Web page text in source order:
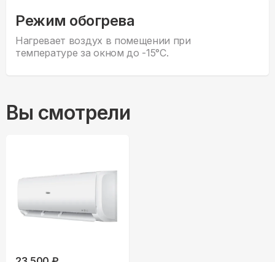
Режим обогрева
Нагревает воздух в помещении при
температуре за окном до -15°С.
Вы смотрели